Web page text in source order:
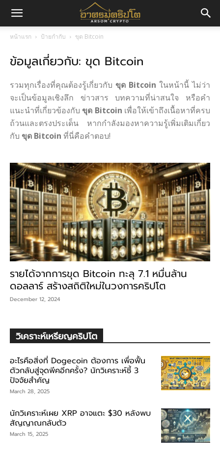
มค
ปโต
หน้าแรก ป้ายกำกับ ขุด Bitcoin
ข้อมูลเกี่ยวกับ: ขุด Bitcoin
รวมทุกเรื่องที่คุณต้องรู้เกี่ยวกับ ขุด Bitcoin ในหน้านี้ ไม่ว่า
จะเป็นข้อมูลเชิงลึก ข่าวสาร บทความที่น่าสนใจ หรือคำ
แนะนำที่เกี่ยวข้องกับขุด Bitcoin เพื่อให้เข้าถึงเนื้อหาที่ครบ
ถ้วนและตรงประเด็น หากกำลังมองหาความรู้เพิ่มเติมเกี่ยว
กับ ขุด Bitcoin ที่นี่คือคำตอบ!
รายได้จากการขุด Bitcoin ทะลุ 7.1 หมื่นล้าน
ดอลลาร์ สร้างสถิติใหม่ในวงการคริปโต
December 12, 2024
วิเคราะห์เหรียญคริปโต
อะไรคือสิ่งที่ Dogecoin ต้องการ เพื่อฟื้น
ตัวกลับสู่จุดพีคอีกครั้ง? นักวิเคราะห์ชี้ 3
ปัจจัยสำคัญ
March 28, 2025
นักวิเคราะห์เผย XRP อาจแตะ $30 หลังพบ
สัญญาณกลับตัว
March 15, 2025